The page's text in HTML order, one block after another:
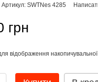
Артикул: SWTNes 4285
грн
відображення